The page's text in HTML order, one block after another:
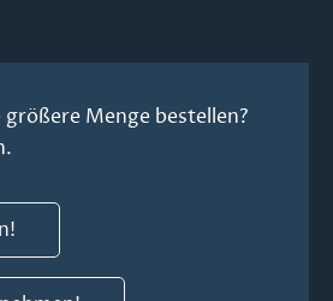
größere Menge bestellen?